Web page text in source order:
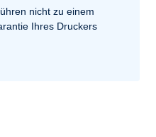
nicht zu einem
Ihres Druckers